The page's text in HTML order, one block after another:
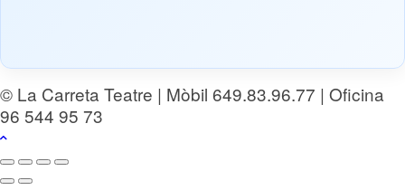
© La Carreta Teatre | Mòbil 649.83.96.77 | Oficina
96 544 95 73